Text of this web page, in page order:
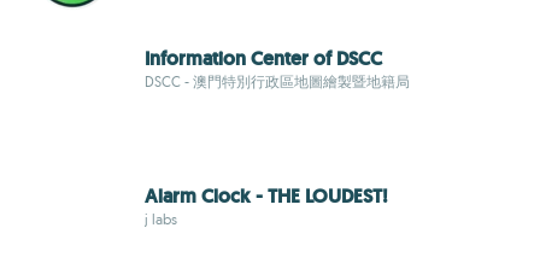
Information Center of DSCC
DSCC - 澳門特別行政區地圖繪製暨地籍局
Alarm Clock - THE LOUDEST!
j labs